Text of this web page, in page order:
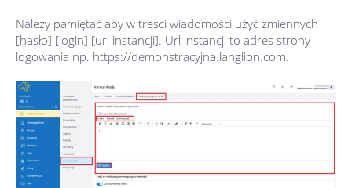
Należy pamiętać aby w treści wiadomości użyć zmiennych
[hasło] [login] [url instancji]. Url instancji to adres strony
logowania np. https://demonstracyjna.langlion.com.